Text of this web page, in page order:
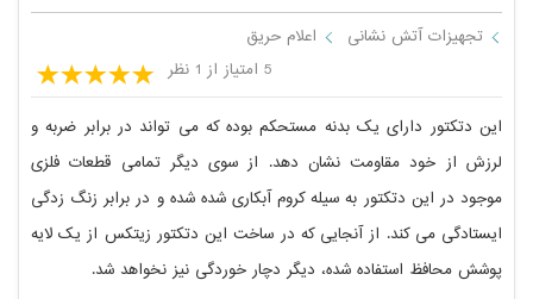
تجهیزات آتش نشانی
اعلام حریق
5 امتیاز از 1 نظر
این دتکتور دارای یک بدنه مستحکم بوده که می تواند در برابر ضربه و
لرزش از خود مقاومت نشان دهد. از سوی دیگر تمامی قطعات فلزی
موجود در این دتکتور به سیله کروم آبکاری شده شده و در برابر زنگ زدگی
ایستادگی می کند. از آنجایی که در ساخت این دتکتور زیتکس از یک لایه
پوشش محافظ استفاده شده، دیگر دچار خوردگی نیز نخواهد شد.